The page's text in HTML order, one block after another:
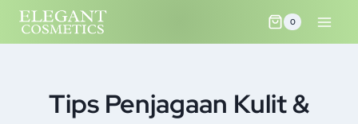
0
Tips Penjagaan Kulit &